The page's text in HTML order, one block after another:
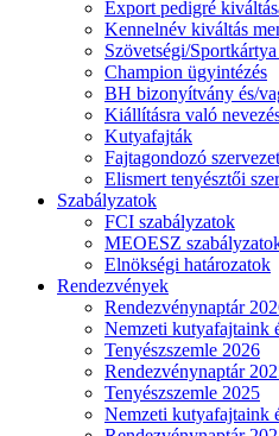
Export pedigré
Kennelnév kiváltás
Szövetségi/
Champion ügyintézés
BH bizonyítvány és/
Kiállításra való
Kutyafajták
Fajtagondozó
Elismert tenyésztői
Szabályzatok
FCI szabályzatok
MEOESZ
Elnökségi határozatok
Rendezvények
Rendezvénynaptár
Nemzeti kutyafajtaink
Tenyészszemle 2026
Rendezvénynaptár
Tenyészszemle 2025
Nemzeti kutyafajtaink